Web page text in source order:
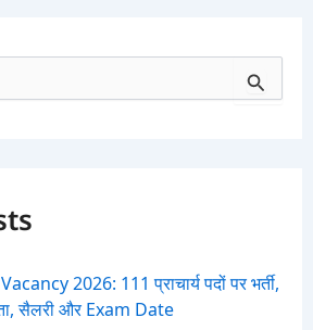
2026: 111 प्राचार्य पदों पर भर्ती,
सैलरी और Exam Date